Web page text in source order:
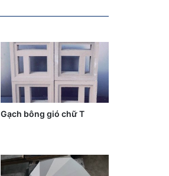
Gạch bông gió chữ T